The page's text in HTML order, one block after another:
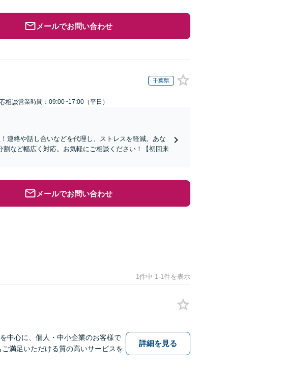
メールでお問い合わせ
千葉県
相談営業時間：09:00~17:00（平日）
連絡や話し合いなどを代理し、ストレスを軽減。あな
など幅広く対応。お気軽にご相談ください！【初回来
メールでお問い合わせ
1件中 1-1件を表示
中心に、個人・中小企業のお客様で
満足いただける質の高いサービスを
詳細を見る